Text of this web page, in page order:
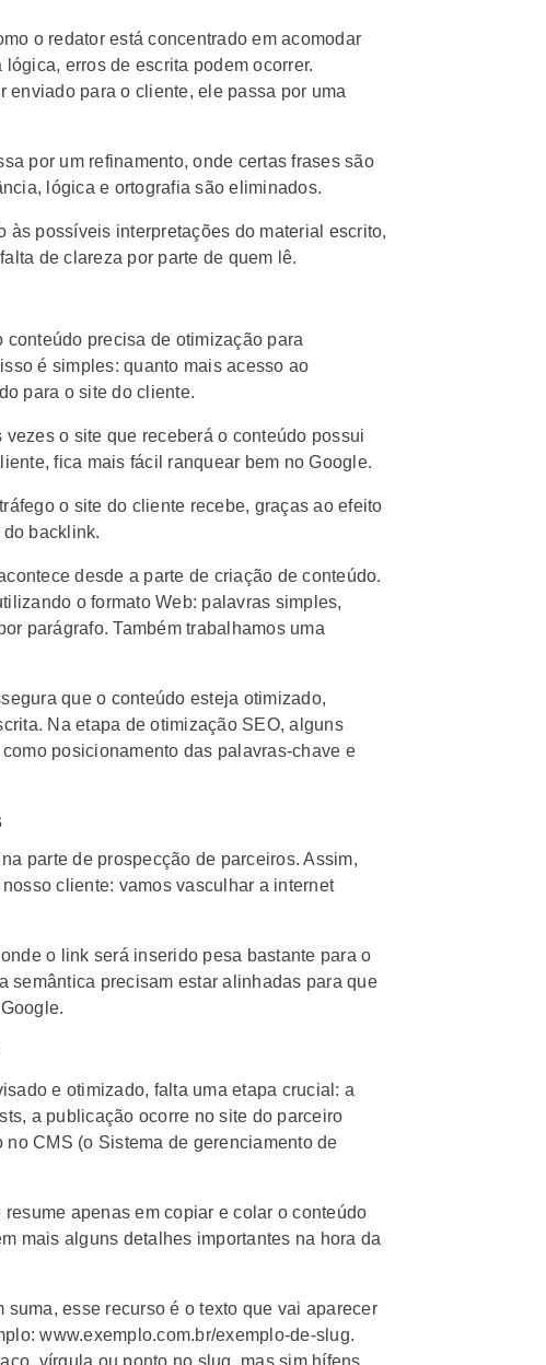
o redator está concentrado em acomodar
erros de escrita podem ocorrer.
enviado para o cliente, ele passa por uma
por um refinamento, onde certas frases são
lógica e ortografia são eliminados.
às possíveis interpretações do material escrito,
de clareza por parte de quem lê.
conteúdo precisa de otimização para
é simples: quanto mais acesso ao
para o site do cliente.
o site que receberá o conteúdo possui
fica mais fácil ranquear bem no Google.
o site do cliente recebe, graças ao efeito
backlink.
desde a parte de criação de conteúdo.
o formato Web: palavras simples,
parágrafo. Também trabalhamos uma
que o conteúdo esteja otimizado,
Na etapa de otimização SEO, alguns
posicionamento das palavras-chave e
parte de prospecção de parceiros. Assim,
cliente: vamos vasculhar a internet
o link será inserido pesa bastante para o
semântica precisam estar alinhadas para que
e otimizado, falta uma etapa crucial: a
a publicação ocorre no site do parceiro
CMS (o Sistema de gerenciamento de
apenas em copiar e colar o conteúdo
mais alguns detalhes importantes na hora da
suma, esse recurso é o texto que vai aparecer
www.exemplo.com.br/exemplo-de-slug.
vírgula ou ponto no slug, mas sim hífens.